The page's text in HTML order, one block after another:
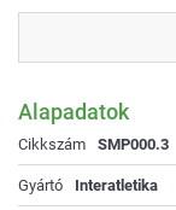
Alapadatok
Cikkszám SMP000.3
Gyártó Interatletika